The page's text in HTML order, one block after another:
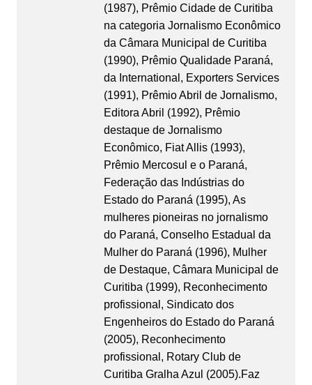
(1987), Prêmio Cidade de Curitiba
na categoria Jornalismo Econômico
da Câmara Municipal de Curitiba
(1990), Prêmio Qualidade Paraná,
da International, Exporters Services
(1991), Prêmio Abril de Jornalismo,
Editora Abril (1992), Prêmio
destaque de Jornalismo
Econômico, Fiat Allis (1993),
Prêmio Mercosul e o Paraná,
Federação das Indústrias do
Estado do Paraná (1995), As
mulheres pioneiras no jornalismo
do Paraná, Conselho Estadual da
Mulher do Paraná (1996), Mulher
de Destaque, Câmara Municipal de
Curitiba (1999), Reconhecimento
profissional, Sindicato dos
Engenheiros do Estado do Paraná
(2005), Reconhecimento
profissional, Rotary Club de
Curitiba Gralha Azul (2005).Faz